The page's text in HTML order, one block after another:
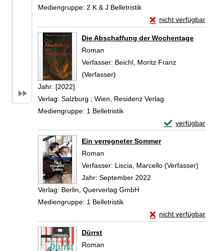
Mediengruppe: 2 K & J Belletristik
nicht verfügbar
Exemplar-Details
Die Abschaffung der Wochentage
Roman
Verfasser: Beichl, Moritz Franz
(Verfasser)
Jahr: [2022]
Verlag: Salzburg ; Wien, Residenz Verlag
Mediengruppe: 1 Belletristik
verfügbar
Exemplar-
Ein verregneter Sommer
Roman
Verfasser: Liscia, Marcello (Verfasser)
Jahr: September 2022
Verlag: Berlin, Querverlag GmbH
Mediengruppe: 1 Belletristik
nicht verfügbar
Exemplar-Details
Dürrst
Roman